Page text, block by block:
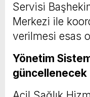
Servisi
Merkezi ile
verilmesi esas
Yönetim
güncellenecek